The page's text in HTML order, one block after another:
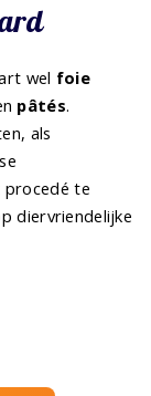
wel foie
pâtés.
als
procedé te
diervriendelijke